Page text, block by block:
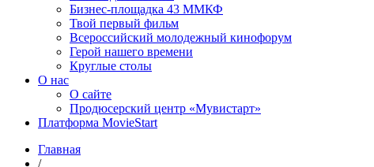
Бизнес-площадка 43 ММКФ
Твой первый фильм
Всероссийский молодежный кинофорум
Герой нашего времени
Круглые столы
О нас
О сайте
Продюсерский центр «Мувистарт»
Платформа MovieStart
Главная
/